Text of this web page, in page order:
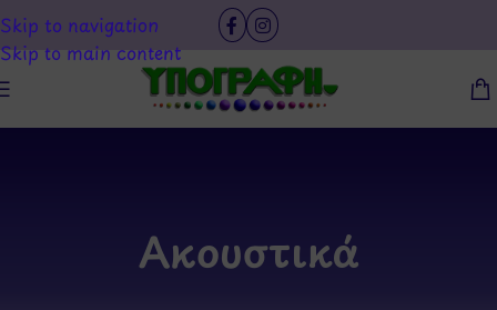
Skip to navigation
Skip to main content
Ακουστικά